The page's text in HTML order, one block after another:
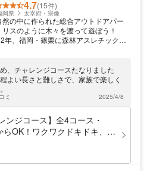
4.7(15件)
岡県 太宰府・宗像
然の中に作られた総合アウトドアパー
リスのように木々を渡って遊ぼう！
年、福岡・篠栗に森林アスレチック
まから大人まで冒険体験をお楽しみいた
ます。「博多駅」から車で約45分とア
スも良好。レストランも併設されている
マイナスイオンをたっぷり浴びながら、
っくりとお過ごしください。
、チャレンジコースたなりました
よい長さと難しさで、家族で楽しく
ミ 2025/4/8
ンジコース】全4コース・
らOK！ワクワクドキドキ、森